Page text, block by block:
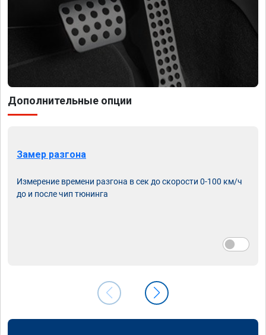
Дополнительные опции
Замер разгона
Измерение времени разгона в сек до скорости 0-100 км/ч
до и после чип тюнинга